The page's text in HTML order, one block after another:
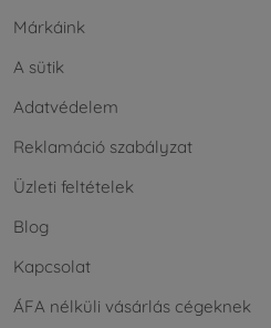
Márkáink
A sütik
Adatvédelem
Reklamáció szabályzat
Üzleti feltételek
Blog
Kapcsolat
ÁFA nélküli vásárlás cégeknek